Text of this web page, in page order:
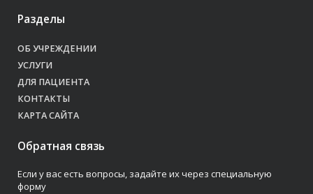
Разделы
ОБ УЧРЕЖДЕНИИ
УСЛУГИ
ДЛЯ ПАЦИЕНТА
КОНТАКТЫ
КАРТА САЙТА
Обратная связь
Если у вас есть вопросы, задайте их через специальную
форму